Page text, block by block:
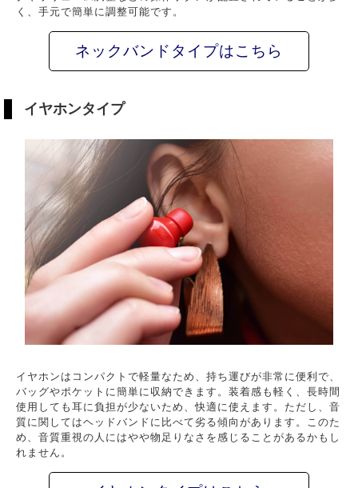
く、手元で簡単に調整可能です。
ネックバンドタイプはこちら
イヤホンタイプ
イヤホンはコンパクトで軽量なため、持ち運びが非常に便利で、
バッグやポケットに簡単に収納できます。装着感も軽く、長時間
使用しても耳に負担が少ないため、快適に使えます。ただし、音
質に関してはヘッドバンドに比べて劣る傾向があります。このた
め、音質重視の人にはやや物足りなさを感じることがあるかもし
れません。